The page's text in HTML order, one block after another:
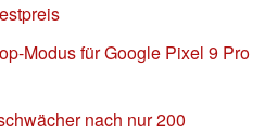
Modus für Google Pixel 9 Pro
nach nur 200